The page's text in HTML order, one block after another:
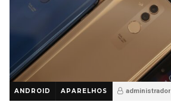
ANDROID APARELHOS administrador